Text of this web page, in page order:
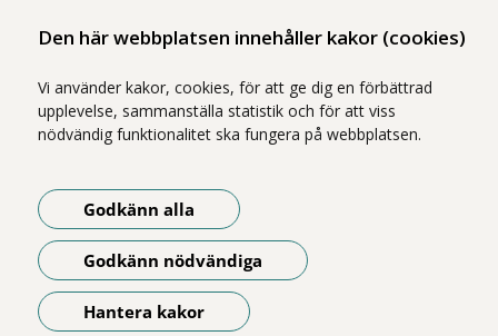
Den här webbplatsen innehåller kakor (cookies)
Vi använder kakor, cookies, för att ge dig en förbättrad
upplevelse, sammanställa statistik och för att viss
nödvändig funktionalitet ska fungera på webbplatsen.
Godkänn alla
Godkänn nödvändiga
Hantera kakor
Vi ingår i Stockholms läns sjukvårdsområde som erbjuder hälso- och
sjukvård i Region Stockholms regi.
Om webbplatsen
Tillgänglighetsredogörelse